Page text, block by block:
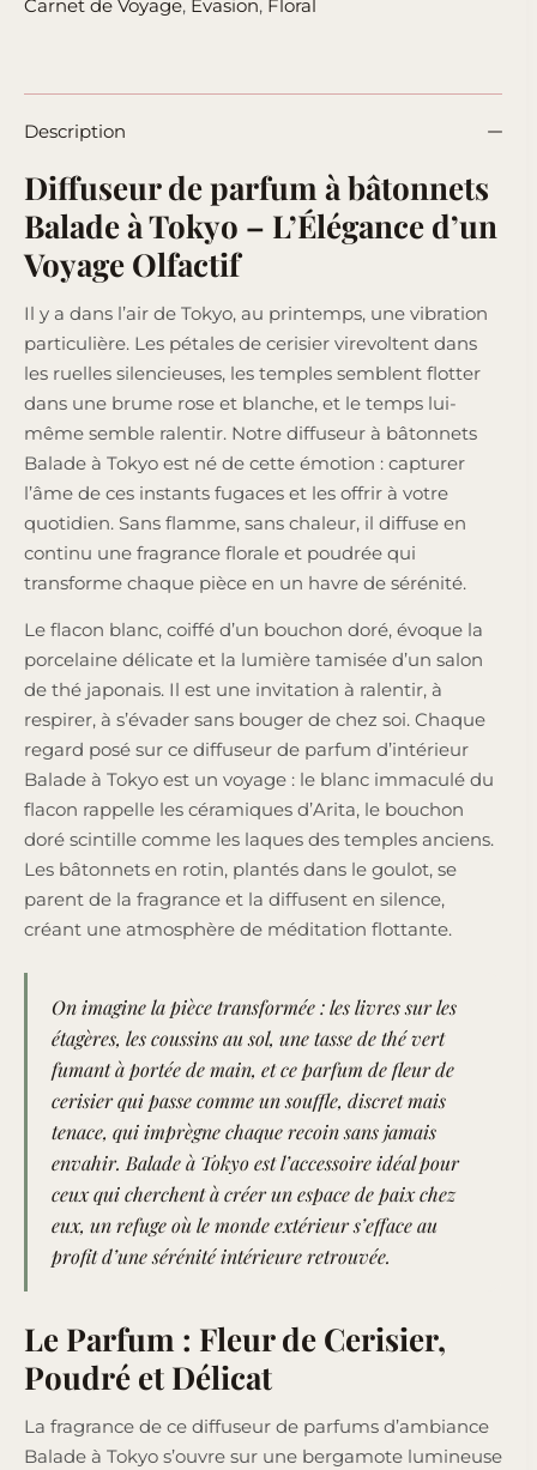
Carnet de Voyage, Évasion, Floral
Description
Diffuseur de parfum à bâtonnets
Balade à Tokyo – L’Élégance d’un
Voyage Olfactif
Il y a dans l’air de Tokyo, au printemps, une vibration
particulière. Les pétales de cerisier virevoltent dans
les ruelles silencieuses, les temples semblent flotter
dans une brume rose et blanche, et le temps lui-
même semble ralentir. Notre diffuseur à bâtonnets
Balade à Tokyo est né de cette émotion : capturer
l’âme de ces instants fugaces et les offrir à votre
quotidien. Sans flamme, sans chaleur, il diffuse en
continu une fragrance florale et poudrée qui
transforme chaque pièce en un havre de sérénité.
Le flacon blanc, coiffé d’un bouchon doré, évoque la
porcelaine délicate et la lumière tamisée d’un salon
de thé japonais. Il est une invitation à ralentir, à
respirer, à s’évader sans bouger de chez soi. Chaque
regard posé sur ce diffuseur de parfum d’intérieur
Balade à Tokyo est un voyage : le blanc immaculé du
flacon rappelle les céramiques d’Arita, le bouchon
doré scintille comme les laques des temples anciens.
Les bâtonnets en rotin, plantés dans le goulot, se
parent de la fragrance et la diffusent en silence,
créant une atmosphère de méditation flottante.
On imagine la pièce transformée : les livres sur les
étagères, les coussins au sol, une tasse de thé vert
fumant à portée de main, et ce parfum de fleur de
cerisier qui passe comme un souffle, discret mais
tenace, qui imprègne chaque recoin sans jamais
envahir. Balade à Tokyo est l’accessoire idéal pour
ceux qui cherchent à créer un espace de paix chez
eux, un refuge où le monde extérieur s’efface au
profit d’une sérénité intérieure retrouvée.
Le Parfum : Fleur de Cerisier,
Poudré et Délicat
La fragrance de ce diffuseur de parfums d’ambiance
Balade à Tokyo s’ouvre sur une bergamote lumineuse